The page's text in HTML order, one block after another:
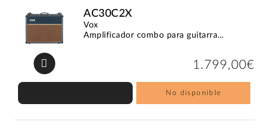
AC30C2X
Vox
Amplificador combo para guitarra...
1.799,00€
No disponible